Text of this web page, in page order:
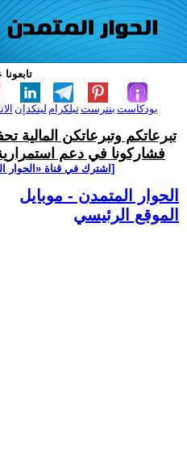
لينكدإن تيلكرامبنترست بودكاست
تبرعاتكم وتبرعاتكن المالية
فشاركونا في دعم
[اشترك في قناة ‫«الحوار
الحوار المتمدن - موبايل
الموقع الرئيسي